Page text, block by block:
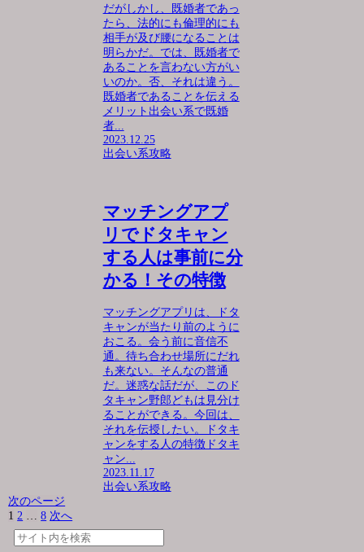
だがしかし、既婚者であっ
たら、法的にも倫理的にも
相手が及び腰になることは
明らかだ。では、既婚者で
あることを言わない方がい
いのか。否、それは違う。
既婚者であることを伝える
メリット出会い系で既婚
者...
2023.12.25
出会い系攻略
マッチングアプ
リでドタキャン
する人は事前に分
かる！その特徴
マッチングアプリは、ドタ
キャンが当たり前のように
おこる。会う前に音信不
通。待ち合わせ場所にだれ
も来ない。そんなの普通
だ。迷惑な話だが、このド
タキャン野郎どもは見分け
ることができる。今回は、
それを伝授したい。ドタキ
ャンをする人の特徴ドタキ
ャン...
2023.11.17
出会い系攻略
次のページ
1 2 … 8 次へ